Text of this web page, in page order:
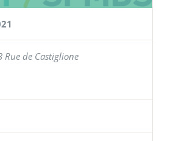
Rue de Castiglione